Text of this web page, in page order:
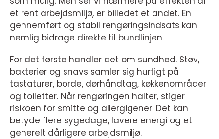
et rent arbejdsmiljø, er billedet et andet. En
gennemført og stabil rengøringsindsats kan
nemlig bidrage direkte til bundlinjen.
For det første handler det om sundhed. Støv,
bakterier og snavs samler sig hurtigt på
tastaturer, borde, dørhåndtag, køkkenområder
og toiletter. Når rengøringen halter, stiger
risikoen for smitte og allergigener. Det kan
betyde flere sygedage, lavere energi og et
generelt dårligere arbejdsmiljø.